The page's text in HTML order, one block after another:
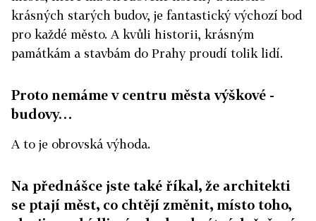
krásných starých budov, je fantastický výchozí bod
pro každé město. A kvůli historii, krásným
památkám a stavbám do Prahy proudí tolik lidí.
Proto nemáme v centru města výškové ­
budovy…
A to je obrovská výhoda.
Na přednášce jste také říkal, že architekti
se ptají měst, co chtějí změnit, místo toho,